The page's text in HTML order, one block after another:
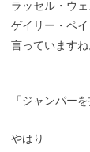
ラッセル・ウ
ゲイリー・ペ
言っていますね
「ジャンパー
やはり